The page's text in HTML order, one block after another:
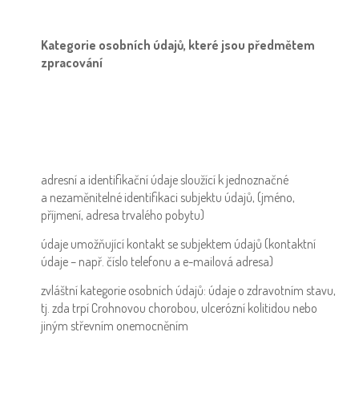
Kategorie osobních údajů, které jsou předmětem
zpracování
adresní a identifikační údaje sloužící k jednoznačné
a nezaměnitelné identifikaci subjektu údajů, (jméno,
příjmení, adresa trvalého pobytu)
údaje umožňující kontakt se subjektem údajů (kontaktní
údaje – např. číslo telefonu a e-mailová adresa)
zvláštní kategorie osobních údajů: údaje o zdravotním stavu,
tj. zda trpí Crohnovou chorobou, ulcerózní kolitidou nebo
jiným střevním onemocněním